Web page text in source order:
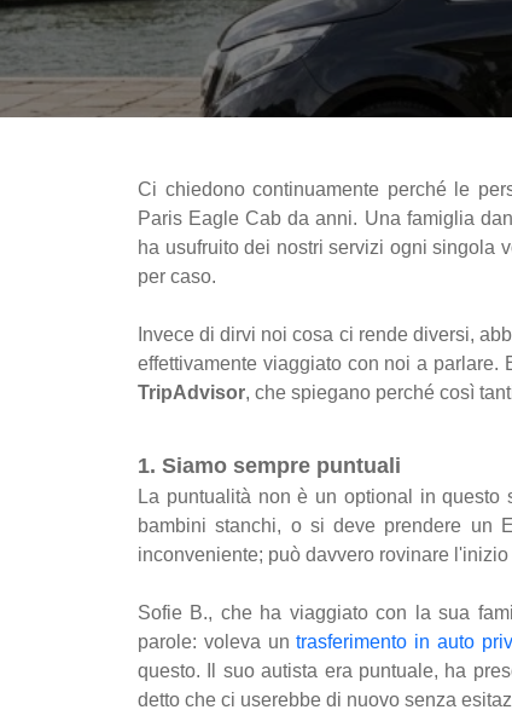
Ci chiedono continuamente perché le
Paris Eagle Cab da anni. Una famiglia
ha usufruito dei nostri servizi ogni singola
per caso.
Invece di dirvi noi cosa ci rende diversi,
effettivamente viaggiato con noi a parlare.
TripAdvisor, che spiegano perché così
1. Siamo sempre puntuali
La puntualità non è un optional in
bambini stanchi, o si deve prendere un
inconveniente; può davvero rovinare
Sofie B., che ha viaggiato con la sua
parole: voleva untrasferimento in auto
questo. Il suo autista era puntuale, ha
detto che ci userebbe di nuovo senza